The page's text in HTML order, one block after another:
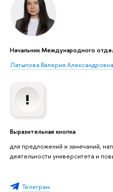
Начальник Международного
Латыпова Валерия Александровна
Выразительная кнопка
для предложений и замечаний,
деятельности университета и
Телеграм